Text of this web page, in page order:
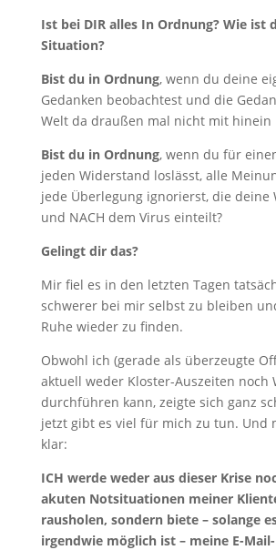
Ist bei DIR alles In Ordnung? Wie ist
Situation?
Bist du in Ordnung, wenn du deine
Gedanken beobachtest und die
Welt da draußen mal nicht mit hinein
Bist du in Ordnung, wenn du für
jeden Widerstand loslässt, alle
jede Überlegung ignorierst, die deine
und NACH dem Virus einteilt?
Gelingt dir das?
Mir fiel es in den letzten Tagen
schwerer bei mir selbst zu bleiben
Ruhe wieder zu finden.
Obwohl ich (gerade als überzeugte
aktuell weder Kloster-Auszeiten noch
durchführen kann, zeigte sich ganz
jetzt gibt es viel für mich zu tun. Und
klar:
ICH werde weder aus dieser Krise
akuten Notsituationen meiner
rausholen, sondern biete – solange
irgendwie möglich ist – meine E-